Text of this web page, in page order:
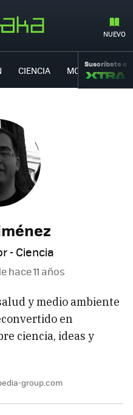
NUEVO
CIENCIA MOVILIDAD
Suscríbete a
- Ciencia
hace 11 años
y medio ambiente
en
ciencia, ideas y
group.com